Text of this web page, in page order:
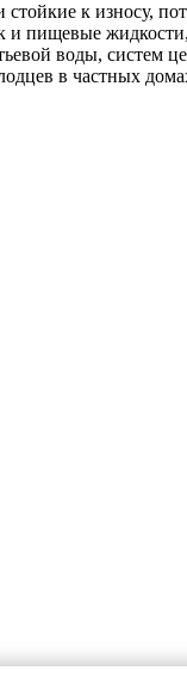
к износу,
и пищевые
воды, систем
в частных